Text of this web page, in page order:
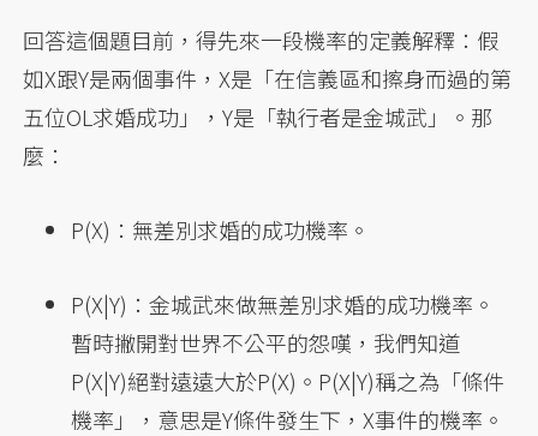
回答這個題目前，得先來一段機率的定義解釋：假
如X跟Y是兩個事件，X是「在信義區和擦身而過的第
五位OL求婚成功」，Y是「執行者是金城武」。那
麼：
P(X)：無差別求婚的成功機率。
P(X|Y)：金城武來做無差別求婚的成功機率。
暫時撇開對世界不公平的怨嘆，我們知道
P(X|Y)絕對遠遠大於P(X)。P(X|Y)稱之為「條件
機率」，意思是Y條件發生下，X事件的機率。